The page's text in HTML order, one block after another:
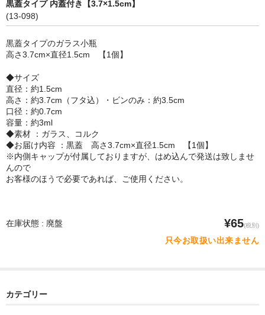
単品
パーツ
アウトレット
お問い合わせ
黒蓋タイプ 内蓋付き【3.7×1.5cm】
(13-098)
黒蓋タイプのガラス小瓶
高さ3.7cm×直径1.5cm 【1個】
◆サイズ
直径：約1.5cm
高さ：約3.7cm（フタ込）・ビンのみ：約3.5cm
口径：約0.7cm
容量：約3ml
◆素材 ：ガラス、コルク
◆お届け内容 ：黒蓋 高さ3.7cm×直径1.5cm 【1個】
※内側キャップが付属しておりますが、はめ込んで発送は致しませ
んので
お客様のほうで必要であれば、ご使用ください。
在庫状態 : 廃盤 ¥65(税別)
只今お取扱い出来ません
カテゴリー